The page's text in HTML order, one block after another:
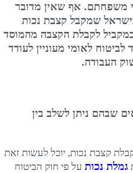
משפחתם. אף שאין מדובר
שמקבל קצבת נכות
לקבלת הקצבה מהמוסד
לאומי מעוניין לעודד
העבודה.
שבהם ניתן לשלב בין
קצבת נכות, יוכל לעשות זאת
גמלת נכות על פי חוק הביטוח